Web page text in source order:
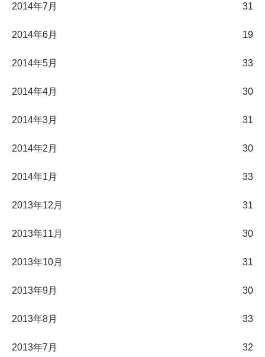
2014年7月 31
2014年6月 19
2014年5月 33
2014年4月 30
2014年3月 31
2014年2月 30
2014年1月 33
2013年12月 31
2013年11月 30
2013年10月 31
2013年9月 30
2013年8月 33
2013年7月 32